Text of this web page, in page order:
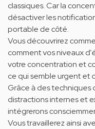
classiques. Car la
désactiver les
portable de côté.
Vous découvrirez
comment vos niveaux
votre concentration et
ce qui semble urgent et
Grâce à des techniques
distractions internes et
intégrerons
Vous travaillerez ainsi